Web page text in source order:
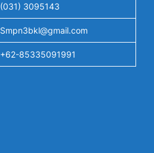
(031) 3095143
Smpn3bkl@gmail.com
+62-85335091991